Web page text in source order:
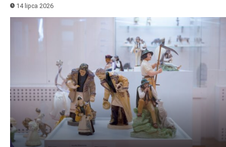
14 lipca 2026
Odtwarzacz